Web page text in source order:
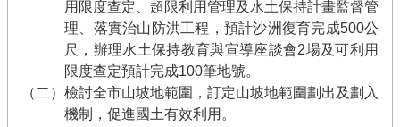
用限度查定、超限利用管理及水土保持計畫監督管
理、落實治山防洪工程，預計沙洲復育完成500公
尺，辦理水土保持教育與宣導座談會2場及可利用
限度查定預計完成100筆地號。
（二）檢討全市山坡地範圍，訂定山坡地範圍劃出及劃入
機制，促進國土有效利用。